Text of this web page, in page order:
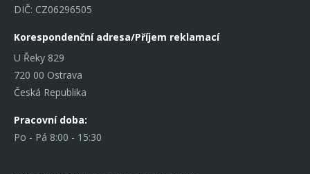
DIČ: CZ06296505
Korespondenční adresa/Příjem reklamací
U Řeky 829
720 00 Ostrava
Česká Republika
Pracovní doba:
Po - Pá 8:00 - 15:30